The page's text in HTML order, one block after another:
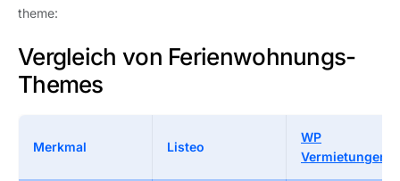
theme:
Vergleich von Ferienwohnungs-
Themes
Merkmal Listeo
WP
Vermietungen